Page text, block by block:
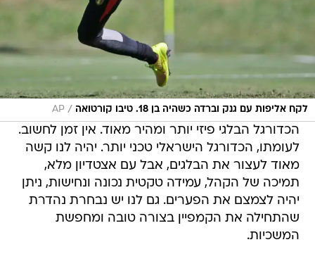
לקח אליפות עם גנק וברדה כשהיה בן 18. טיבו קורטואה /
AP
הכדורגל הבלגי פיזי יותר ומהיר מאוד. אין זמן לחשוב.
לעומתו, הכדורגל הישראלי טכני יותר. יהיה לנו קשה
מאוד לעצור את הבלגים, אבל עם אצטדיון מלא,
תמיכה של הקהל, עמידה טקטית נכונה ונחישות, ניתן
יהיה לצמצם את הפערים. גם לנו יש נבחרת נהדרת
שהתחילה את הקמפיין בצורה טובה ומחפשת
המשכיות.